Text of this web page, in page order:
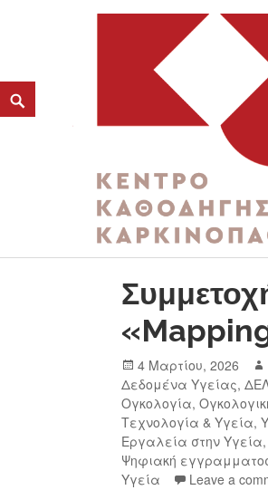
K3
ΚΕΝΤΡΟ ΚΑΘΟΔΗΓΗΣΗΣ
ΚΑΤΗΓΟΡΊΑ:
4 Μαρτίου, 2026
Δεδομένα Υγείας,
Ογκολογία,
Τεχνολογία & Υγεία,
Εργαλεία στην Υγεία,
Ψηφιακή
Υγεία
Leave a